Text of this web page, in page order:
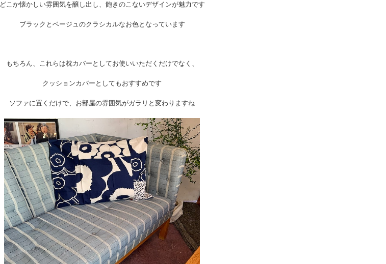
どこか懐かしい雰囲気を醸し出し、飽きのこないデザインが魅力です
ブラックとベージュのクラシカルなお色となっています
もちろん、これらは枕カバーとしてお使いいただくだけでなく、
クッションカバーとしてもおすすめです
ソファに置くだけで、お部屋の雰囲気がガラリと変わりますね